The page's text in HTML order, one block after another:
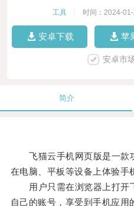
工具 时间：2024-
安卓下载 苹
安卓市
简介
飞猫云手机网页版是一款
在电脑、平板等设备上体验手
用户只需在浏览器上打开
自己的账号，享受到手机应用